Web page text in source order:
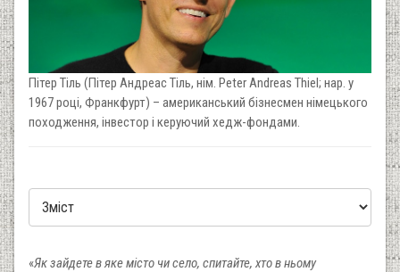
Пітер Тіль (Пітер Андреас Тіль, нім. Peter Andreas Thiel; нар. у
1967 році, Франкфурт) – американський бізнесмен німецького
походження, інвестор і керуючий хедж-фондами.
«Як зайдете в яке місто чи село, спитайте, хто в ньому